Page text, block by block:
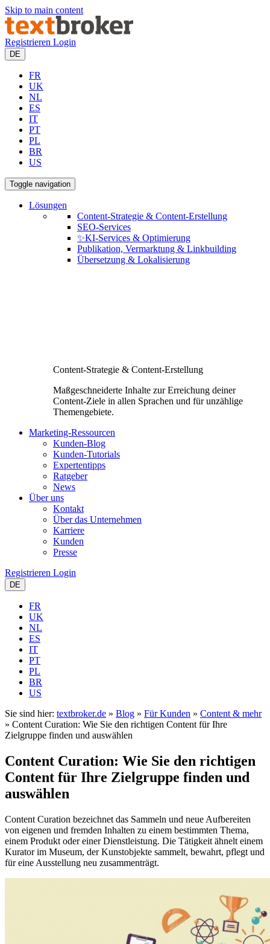
Skip to main content
Registrieren Login
DE
FR
UK
NL
ES
IT
PT
PL
BR
US
Toggle navigation
Lösungen
Content-Strategie & Content-Erstellung
SEO-Services
✨KI-Services & Optimierung
Publikation, Vermarktung & Linkbuilding
Übersetzung & Lokalisierung
Content-Strategie & Content-Erstellung
Maßgeschneiderte Inhalte zur Erreichung deiner
Content-Ziele in allen Sprachen und für unzählige
Themengebiete.
Marketing-Ressourcen
Kunden-Blog
Kunden-Tutorials
Expertentipps
Ratgeber
News
Über uns
Kontakt
Über das Unternehmen
Karriere
Kunden
Presse
Registrieren Login
DE
FR
UK
NL
ES
IT
PT
PL
BR
US
Sie sind hier: textbroker.de » Blog » Für Kunden » Content & mehr
» Content Curation: Wie Sie den richtigen Content für Ihre
Zielgruppe finden und auswählen
Content Curation: Wie Sie den richtigen
Content für Ihre Zielgruppe finden und
auswählen
Content Curation bezeichnet das Sammeln und neue Aufbereiten
von eigenen und fremden Inhalten zu einem bestimmten Thema,
einem Produkt oder einer Dienstleistung. Die Tätigkeit ähnelt einem
Kurator im Museum, der Kunstobjekte sammelt, bewahrt, pflegt und
für eine Ausstellung neu zusammenträgt.